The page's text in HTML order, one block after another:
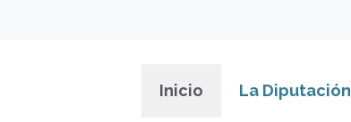
Inicio La Diputación